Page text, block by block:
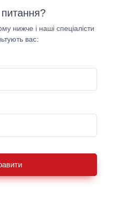
нижче і наші спеціалісти
вас: